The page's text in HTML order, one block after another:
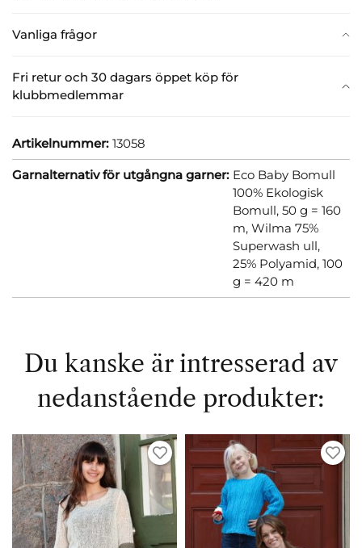
Vanliga frågor
Fri retur och 30 dagars öppet köp för
klubbmedlemmar
Artikelnummer: 13058
Garnalternativ för utgångna garner: Eco Baby Bomull
100% Ekologisk
Bomull, 50 g = 160
m, Wilma 75%
Superwash ull,
25% Polyamid, 100
g = 420 m
Du kanske är intresserad av
nedanstående produkter: